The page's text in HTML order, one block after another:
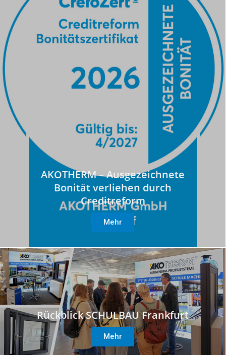
AKOTHERM – Ausgezeichnete
Bonität verliehen durch
Creditreform
Mehr
Rückblick SCHULBAU Frankfurt
Mehr